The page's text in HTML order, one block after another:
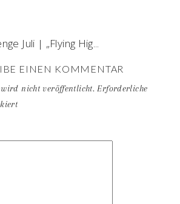
Juli | „Flying Hig...
EINEN KOMMENTAR
wird nicht veröffentlicht. Erforderliche